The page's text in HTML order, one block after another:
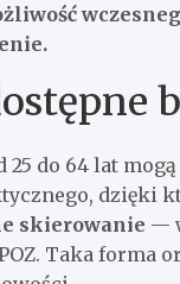
25 do 64 lat
dzięki
skierowanie —
Taka forma